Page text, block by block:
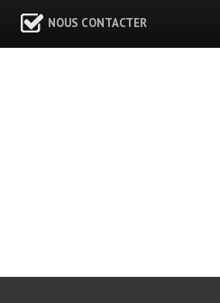
NOUS CONTACTER